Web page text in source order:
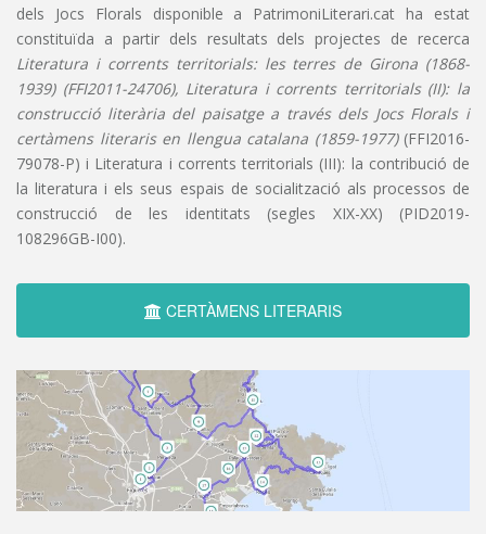
dels Jocs Florals disponible a PatrimoniLiterari.cat ha estat
constituïda a partir dels resultats dels projectes de recerca
Literatura i corrents territorials: les terres de Girona (1868-
1939) (FFI2011-24706), Literatura i corrents territorials (II): la
construcció literària del paisatge a través dels Jocs Florals i
certàmens literaris en llengua catalana (1859-1977)(FFI2016-
79078-P) i Literatura i corrents territorials (III): la contribució de
la literatura i els seus espais de socialització als processos de
construcció de les identitats (segles XIX-XX) (PID2019-
108296GB-I00).
CERTÀMENS LITERARIS